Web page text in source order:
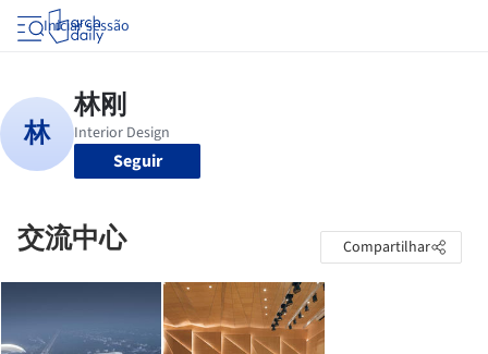
Iniciar sessão
Seguir
交流中心 Compartilhar